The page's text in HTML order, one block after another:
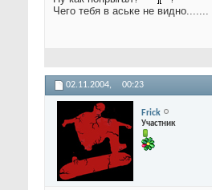
Чего тебя в аське не видно.......
02.11.2004, 00:23
Frick
Участник